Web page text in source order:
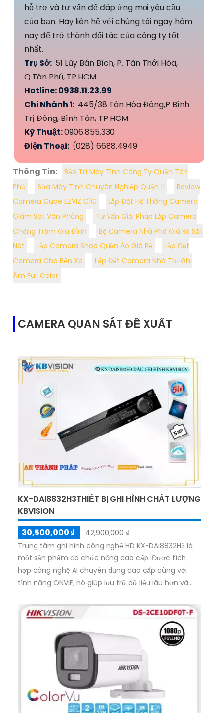
hỗ trợ và tư vấn để đáp ứng mọi yêu cầu
của bạn. Hãy liên hệ với chúng tôi ngay hôm
nay để trở thành đối tác của công ty tốt
nhất.
Trụ Sở: 51 Lũy Bán Bích, P. Tân Thới Hòa,
Q.Tân Phú, TP.HCM
Hotline: 0938.11.23.99
Chi Nhánh 1: 445/38 Tân Hòa Đông,P Bình
Trị Đông, Bình Tân, TP HCM
Kỹ Thuật:0906.855.330
Điện Thoại: (028) 6688.4949
Thông Tin:
Bảo Trì Máy Tính Công Ty Quận Tân
Phú
Sửa Máy Tính Chuyên Nghiệp Quận 11
Review
Camera Cube EZVIZ C1C
Lắp Đặt Hệ Thống Camera
Giám Sát Văn Phòng
Tư Vấn Giải Pháp Lắp Camera
Chống Trộm Gia Đình
Bộ Camera Nhà Phố Giá Rẻ Sắt
Nét
Lắp Camera Shop Quần Áo Giá Rẻ
Lắp Đặt
Camera Cho Bến Xe
Lắp Đặt Camera Nhà Trọ Ghi
Âm Full Color
CAMERA QUAN SÁT ĐỀ XUẤT
KX-DAI8832H3THIẾT BỊ GHI HÌNH CHẤT LƯỢNG
KBVISION
30,500,000 ₫
42,900,000 ₫
Trung tâm ghi hình công nghệ HD KX-DAi8832H3 là
một sản phẩm đa chức năng cao cấp. Được tích
hợp công nghệ AI chuyên dụng cao cấp cùng với
tính năng ONVIF, nó giúp lưu trữ dữ liệu lâu hơn và
H.265+/H.265/H.264+/H.264. Với công nghệ ONVIF
SMD Plus, nó cung cấp hình ảnh rõ ràng ngay cả
trong môi trường thiếu sáng. Ngoài ra, sản phẩm còn
có tính năng phát hiện chuyển động thông minh và
hỗ trợ thêm 2 HDD khi xem trong điều kiện thiếu